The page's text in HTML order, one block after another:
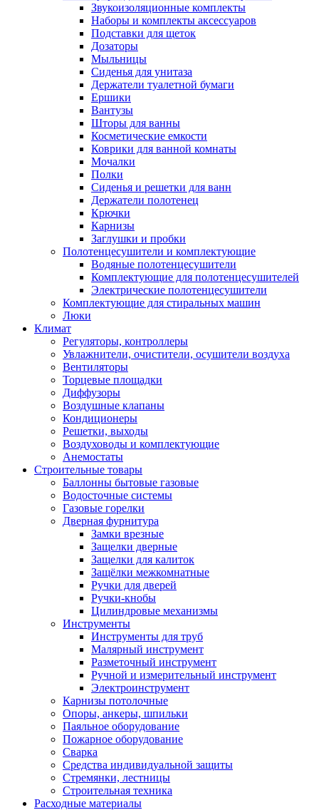
Звукоизоляционные комплекты
Наборы и комплекты аксессуаров
Подставки для щеток
Дозаторы
Мыльницы
Сиденья для унитаза
Держатели туалетной бумаги
Ершики
Вантузы
Шторы для ванны
Косметические емкости
Коврики для ванной комнаты
Мочалки
Полки
Сиденья и решетки для ванн
Держатели полотенец
Крючки
Карнизы
Заглушки и пробки
Полотенцесушители и комплектующие
Водяные полотенцесушители
Комплектующие для полотенцесушителей
Электрические полотенцесушители
Комплектующие для стиральных машин
Люки
Климат
Регуляторы, контроллеры
Увлажнители, очистители, осушители воздуха
Вентиляторы
Торцевые площадки
Диффузоры
Воздушные клапаны
Кондиционеры
Решетки, выходы
Воздуховоды и комплектующие
Анемостаты
Строительные товары
Баллонны бытовые газовые
Водосточные системы
Газовые горелки
Дверная фурнитура
Замки врезные
Защелки дверные
Защелки для калиток
Защёлки межкомнатные
Ручки для дверей
Ручки-кнобы
Цилиндровые механизмы
Инструменты
Инструменты для труб
Малярный инструмент
Разметочный инструмент
Ручной и измерительный инструмент
Электроинструмент
Карнизы потолочные
Опоры, анкеры, шпильки
Паяльное оборудование
Пожарное оборудование
Сварка
Средства индивидуальной защиты
Стремянки, лестницы
Строительная техника
Расходные материалы